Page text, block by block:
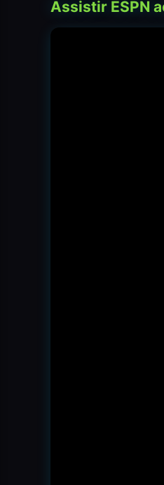
Assistir ESPN